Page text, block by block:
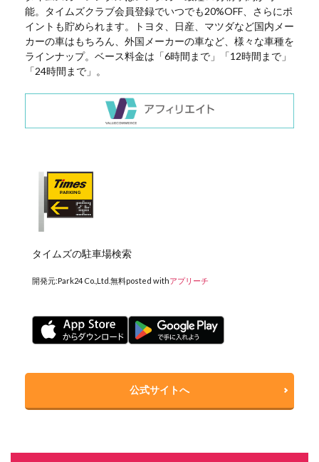
能。タイムズクラブ会員登録でいつでも20%OFF、さらにポ
イントも貯められます。トヨタ、日産、マツダなど国内メー
カーの車はもちろん、外国メーカーの車など、様々な車種を
ラインナップ。ベース料金は「6時間まで」「12時間まで」
「24時間まで」。
タイムズの駐車場検索
開発元:Park24 Co.,Ltd. 無料posted withアプリーチ
公式サイトへ